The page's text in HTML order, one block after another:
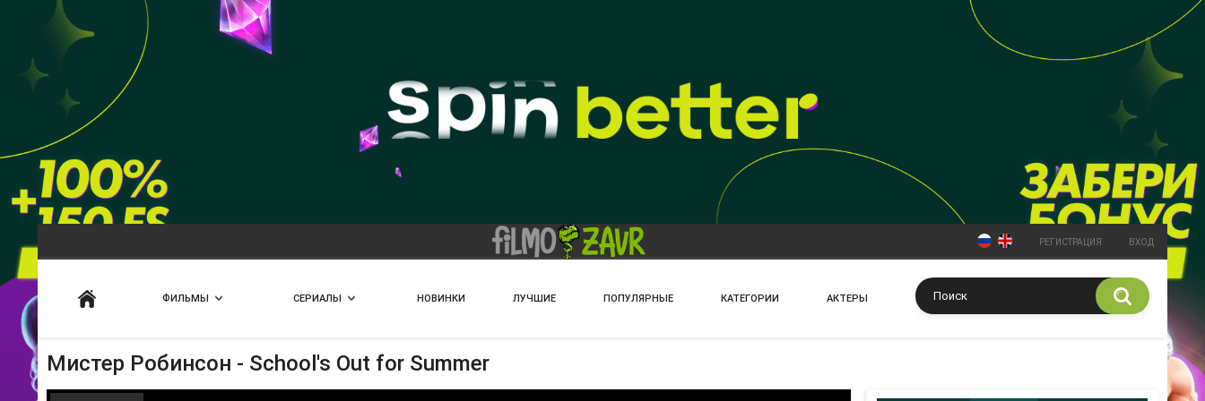
РЕГИСТРАЦИЯ ВХОД
ФИЛЬМЫ СЕРИАЛЫ НОВИНКИ ЛУЧШИЕ ПОПУЛЯРНЫЕ КАТЕГОРИИ АКТЕРЫ
Мистер Робинсон - School's Out for Summer